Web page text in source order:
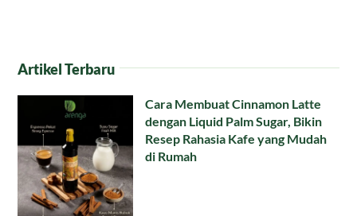
Artikel Terbaru
Cara Membuat Cinnamon Latte
dengan Liquid Palm Sugar, Bikin
Resep Rahasia Kafe yang Mudah
di Rumah